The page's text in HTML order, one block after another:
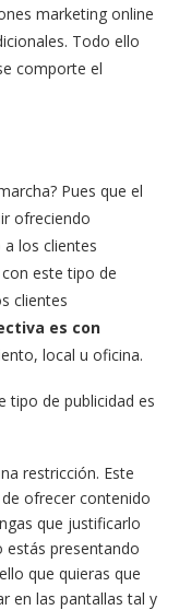
marketing online
Todo ello
comporte el
Pues que el
ofreciendo
los clientes
este tipo de
clientes
es con
local u oficina.
tipo de publicidad es
restricción. Este
ofrecer contenido
que justificarlo
estás presentando
que quieras que
en las pantallas tal y